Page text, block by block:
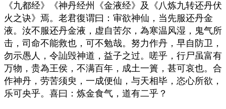
《九都经》《神丹经州《金液经》及《八炼九转还丹伏
火之诀》焉。老君復谓曰：审欲神仙，当先服还丹金
液。汝不服还丹金液，虚自苦尔，為寒温风湿，鬼气所
击，司命不能救也，可不勉哉。努力作丹，早自防卫，
勿示愚人，令訕毁神道，益子之过。嗟乎，行尸虽富有
万物，贵為王侯，不满百年，成土一簣，甚可哀也。合
作神丹，劳苦须臾，一成便仙，与天相毕，恣心所欲，
乐可央乎。喜曰：炼金食气，道有二乎？